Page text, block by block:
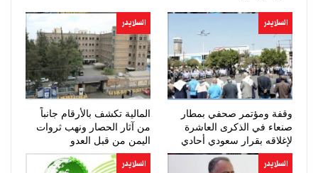
السلايدر
وقفة ومؤتمر صحفي بمطار
صنعاء في الذكرى العاشرة
لإغلاقه بقرار سعودي أحادي
السلايدر
المالية تكشف بالأرقام جانباً
من آثار الحصار ونهب ثروات
اليمن من قبل العدو
السعودي…
السلايدر السلايدر